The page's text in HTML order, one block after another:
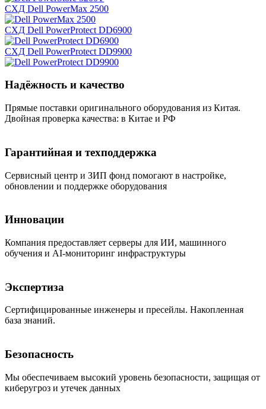
СХД Dell PowerMax 2500
СХД Dell PowerProtect DD6900
СХД Dell PowerProtect DD9900
Надёжность и качество
Прямые поставки оригинального оборудования из Китая.
Двойная проверка качества: в Китае и РФ
Гарантийная и техподдержка
Сервисный центр и ЗИП фонд помогают в настройке,
обновлении и поддержке оборудования
Инновации
Компания предоставляет серверы для ИИ, машинного
обучения и AI-мониторинг инфраструктуры
Экспертиза
Сертифицированные инженеры и пресейлы. Накопленная
база знаний.
Безопасность
Мы обеспечиваем высокий уровень безопасности, защищая от
киберугроз и утечек данных